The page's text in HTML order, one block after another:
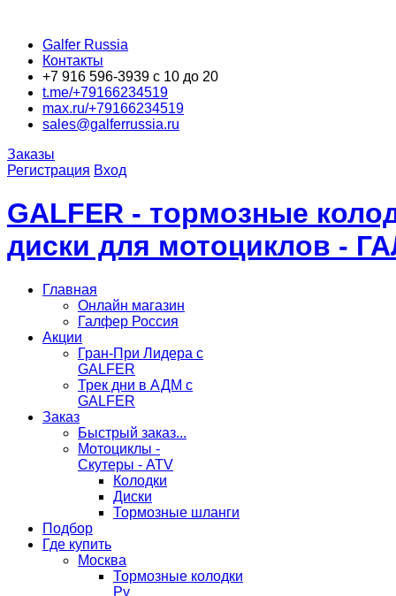
Galfer Russia
Контакты
+7 916 596-3939 с 10 до 20
t.me/+79166234519
max.ru/+79166234519
sales@galferrussia.ru
Заказы
Регистрация Вход
GALFER - тормозные
диски для мотоциклов -
Главная
Онлайн магазин
Галфер Россия
Акции
Гран-При Лидера c
GALFER
Трек дни в АДМ с
GALFER
Заказ
Быстрый заказ...
Мотоциклы -
Скутеры - ATV
Колодки
Диски
Тормозные шланги
Подбор
Где купить
Москва
Тормозные колодки
Ру